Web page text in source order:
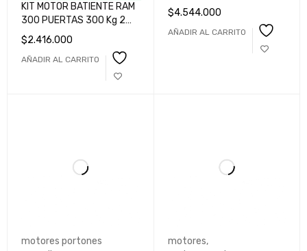
KIT MOTOR BATIENTE RAM
300 PUERTAS 300 Kg 2
HOJAS Cod.
GKRM300HLB900
$2.416.000
AÑADIR AL CARRITO
TALANQUERA VEHICULAR
USO INTENSIVO BORDER
GKBR040VM0A901
$4.544.000
AÑADIR AL CARRITO
motores portones
motores,